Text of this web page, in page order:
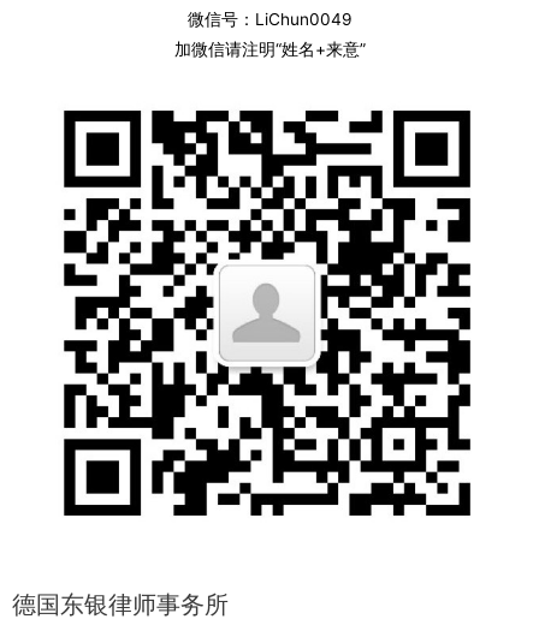
微信号：LiChun0049
加微信请注明“姓名+来意”
德国东银律师事务所